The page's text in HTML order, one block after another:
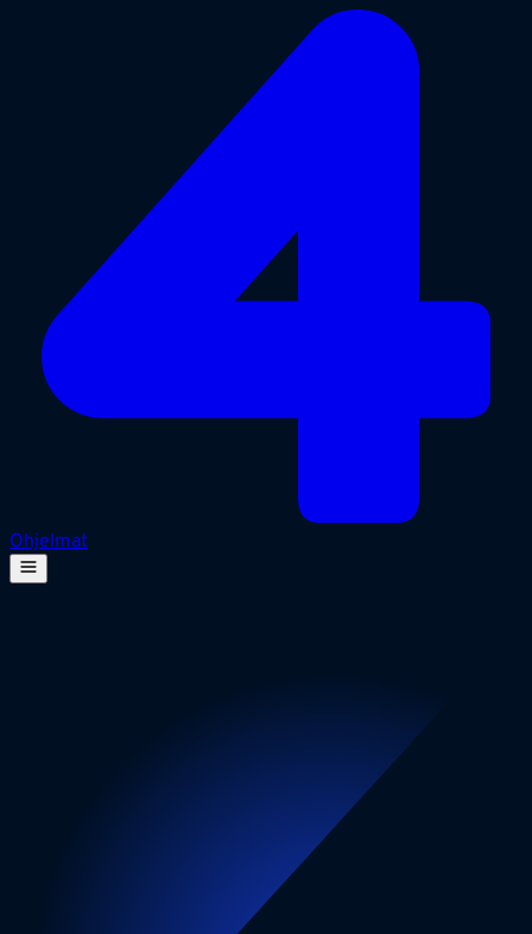
Ohjelmat